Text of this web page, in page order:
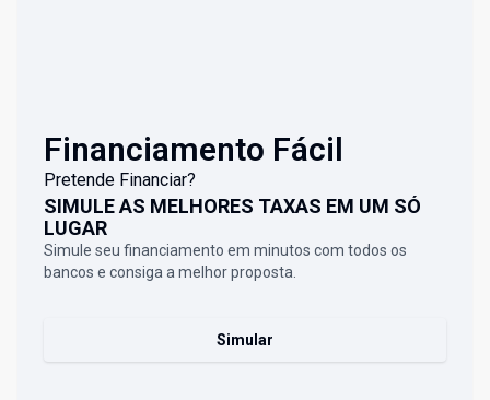
Financiamento Fácil
Pretende Financiar?
SIMULE AS MELHORES TAXAS EM UM SÓ
LUGAR
Simule seu financiamento em minutos com todos os
bancos e consiga a melhor proposta.
Simular